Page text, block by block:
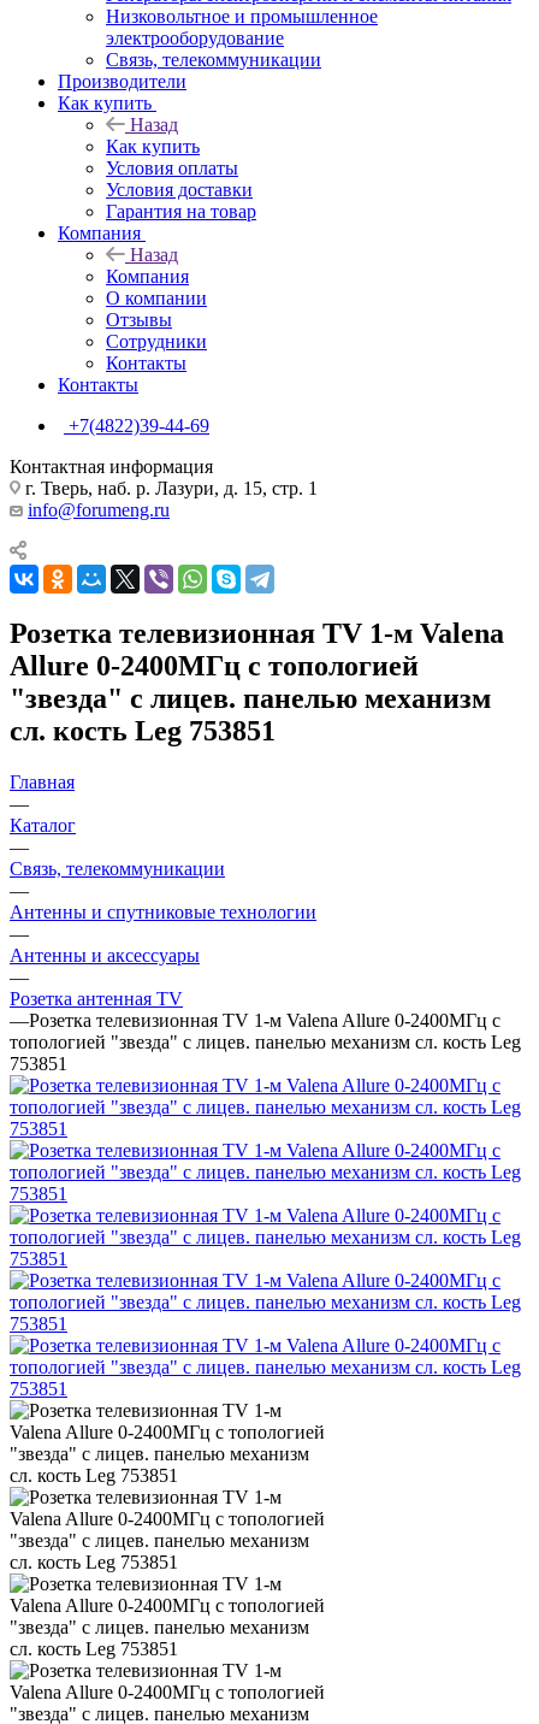
Низковольтное и промышленное
электрооборудование
Связь, телекоммуникации
Производители
Как купить
Назад
Как купить
Условия оплаты
Условия доставки
Гарантия на товар
Компания
Назад
Компания
О компании
Отзывы
Сотрудники
Контакты
Контакты
+7(4822)39-44-69
Контактная информация
г. Тверь, наб. р. Лазури, д. 15, стр. 1
info@forumeng.ru
Розетка телевизионная TV 1-м Valena
Allure 0-2400МГц с топологией
"звезда" с лицев. панелью механизм
сл. кость Leg 753851
Главная
—
Каталог
—
Связь, телекоммуникации
—
Антенны и спутниковые технологии
—
Антенны и аксессуары
—
Розетка антенная TV
—Розетка телевизионная TV 1-м Valena Allure 0-2400МГц с
топологией "звезда" с лицев. панелью механизм сл. кость Leg
753851